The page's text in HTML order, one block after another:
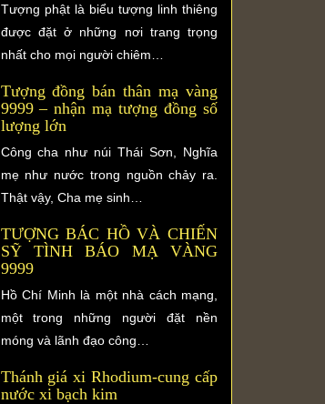
Tượng phật là biểu tượng linh thiêng
được đặt ở những nơi trang trọng
nhất cho mọi người chiêm…
Tượng đồng bán thân mạ vàng
9999 – nhận mạ tượng đồng số
lượng lớn
Công cha như núi Thái Sơn, Nghĩa
mẹ như nước trong nguồn chảy ra.
Thật vậy, Cha mẹ sinh…
TƯỢNG BÁC HỒ VÀ CHIẾN
SỸ TÌNH BÁO MẠ VÀNG
9999
Hồ Chí Minh là một nhà cách mạng,
một trong những người đặt nền
móng và lãnh đạo công…
Thánh giá xi Rhodium-cung cấp
nước xi bạch kim